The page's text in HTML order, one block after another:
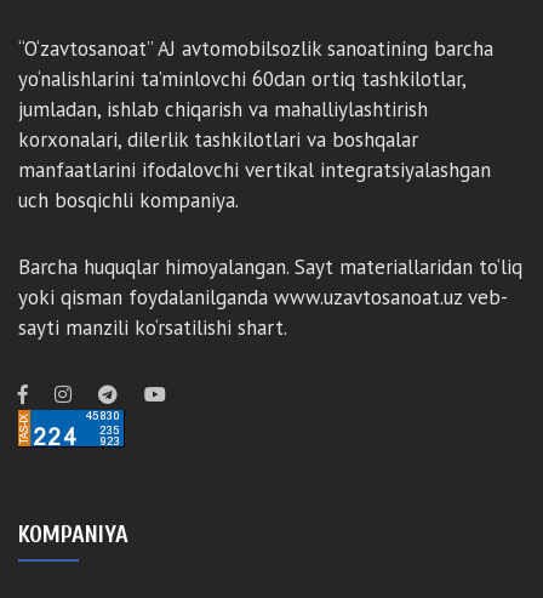
“O‘zavtosanoat” AJ avtomobilsozlik sanoatining barcha
yo‘nalishlarini ta’minlovchi 60dan ortiq tashkilotlar,
jumladan, ishlab chiqarish va mahalliylashtirish
korxonalari, dilerlik tashkilotlari va boshqalar
manfaatlarini ifodalovchi vertikal integratsiyalashgan
uch bosqichli kompaniya.
Barcha huquqlar himoyalangan. Sayt materiallaridan to‘liq
yoki qisman foydalanilganda www.uzavtosanoat.uz veb-
sayti manzili ko‘rsatilishi shart.
KOMPANIYA